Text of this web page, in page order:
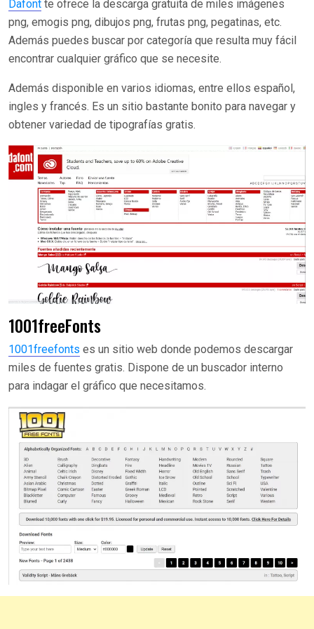
Dafont te ofrece la descarga gratuita de miles imágenes
png, emogis png, dibujos png, frutas png, pegatinas, etc.
Además puedes buscar por categoría que resulta muy fácil
encontrar cualquier gráfico que se necesite.
Además disponible en varios idiomas, entre ellos español,
ingles y francés. Es un sitio bastante bonito para navegar y
obtener variedad de tipografías gratis.
1001freeFonts
1001freefonts es un sitio web donde podemos descargar
miles de fuentes gratis. Dispone de un buscador interno
para indagar el gráfico que necesitamos.